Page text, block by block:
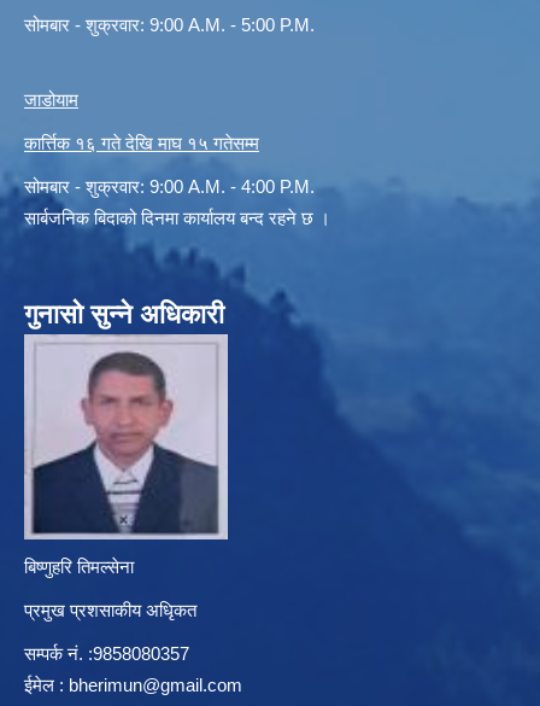
सोमबार - शुक्रवार: 9:00 A.M. - 5:00 P.M.
जाडोयाम
कार्त्तिक १६ गते देखि माघ १५ गतेसम्म
सोमबार - शुक्रवार: 9:00 A.M. - 4:00 P.M.
सार्बजनिक बिदाको दिनमा कार्यालय बन्द रहने छ ।
गुनासो सुन्ने अधिकारी
बिष्णुहरि तिमल्सेना
प्रमुख प्रशसाकीय अधिृकत
सम्पर्क न‌ं. :9858080357
ईमेल : bherimun@gmail.com